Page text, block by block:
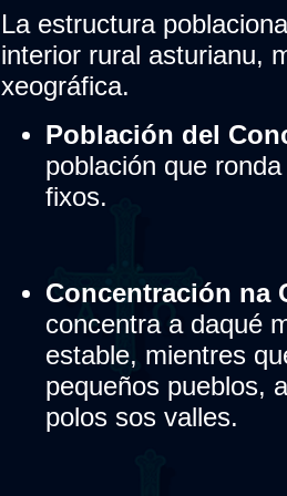
La estructura
interior rural asturianu,
xeográfica.
Población del
población que
fixos.
Concentración na
concentra a daqué
estable, mientres
pequeños pueblos,
polos sos valles.